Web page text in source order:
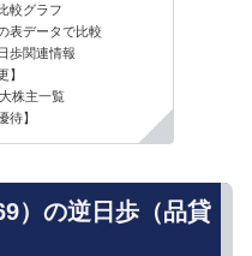
較グラフ
表データで比較
歩関連情報
】
株主一覧
待】
）の逆日歩（品貸